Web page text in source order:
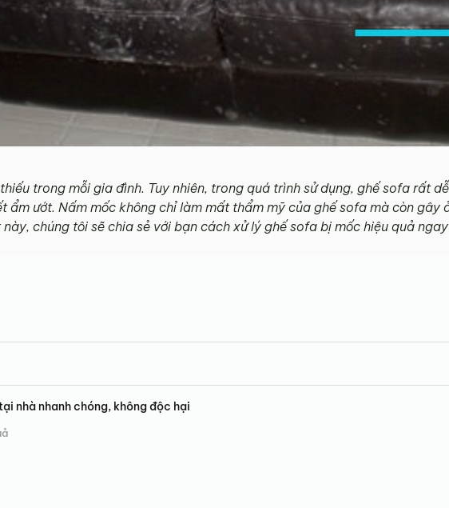
trong mỗi gia đình. Tuy nhiên, trong quá trình sử dụng, ghế sofa rất
ướt. Nấm mốc không chỉ làm mất thẩm mỹ của ghế sofa mà còn gây
chúng tôi sẽ chia sẻ với bạn cách xử lý ghế sofa bị mốc hiệu quả
nhà nhanh chóng, không độc hại